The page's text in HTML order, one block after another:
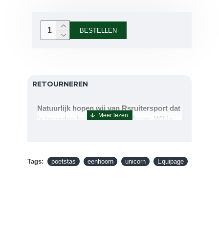
BESTELLEN
RETOURNEREN
Natuurlijk hopen wij van Rsruitersport dat
je tevreden bent met uw aankoop. Wil je
terug sturen naar : Rsruitersport
Tags: poetstas eenhoorn unicorn Equipage